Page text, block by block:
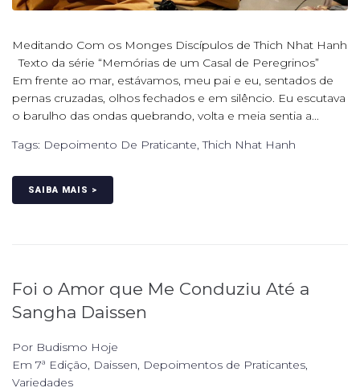
Meditando Com os Monges Discípulos de Thich Nhat Hanh
Texto da série “Memórias de um Casal de Peregrinos”
Em frente ao mar, estávamos, meu pai e eu, sentados de
pernas cruzadas, olhos fechados e em silêncio. Eu escutava
o barulho das ondas quebrando, volta e meia sentia a...
Tags: Depoimento De Praticante,Thich Nhat Hanh
SAIBA MAIS >
Foi o Amor que Me Conduziu Até a
Sangha Daissen
Por Budismo Hoje
Em 7ª Edição, Daissen, Depoimentos de Praticantes,
Variedades